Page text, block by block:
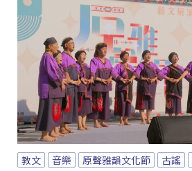
教文 音樂 原聲雅韻文化節 古謠